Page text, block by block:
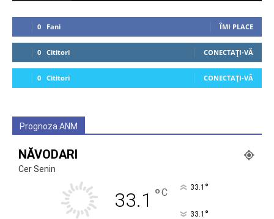
0 Fani ÎMI PLACE
0 Cititori CONECTAȚI-VĂ
0 Cititori CONECTAȚI-VĂ
Prognoza ANM
NĂVODARI
Cer Senin
33.1 °C 33.1 °
33.1 °